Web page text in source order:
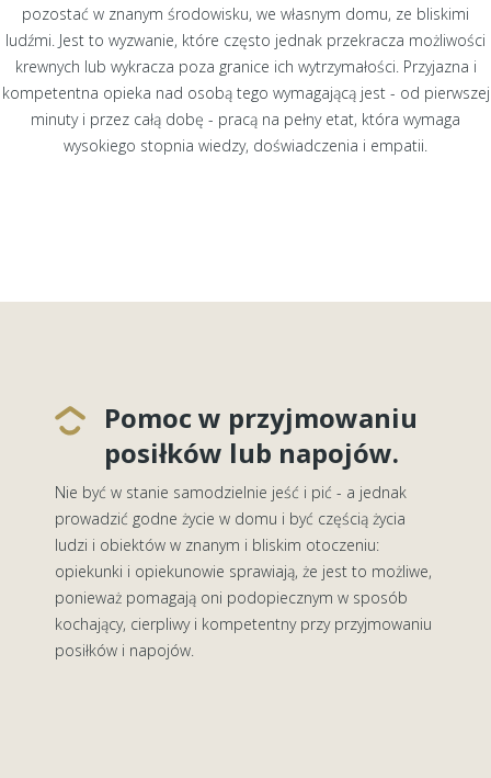
pozostać w znanym środowisku, we własnym domu, ze bliskimi
ludźmi. Jest to wyzwanie, które często jednak przekracza możliwości
krewnych lub wykracza poza granice ich wytrzymałości. Przyjazna i
kompetentna opieka nad osobą tego wymagającą jest - od pierwszej
minuty i przez całą dobę - pracą na pełny etat, która wymaga
wysokiego stopnia wiedzy, doświadczenia i empatii.
Pomoc w przyjmowaniu
posiłków lub napojów.
Nie być w stanie samodzielnie jeść i pić - a jednak
prowadzić godne życie w domu i być częścią życia
ludzi i obiektów w znanym i bliskim otoczeniu:
opiekunki i opiekunowie sprawiają, że jest to możliwe,
ponieważ pomagają oni podopiecznym w sposób
kochający, cierpliwy i kompetentny przy przyjmowaniu
posiłków i napojów.